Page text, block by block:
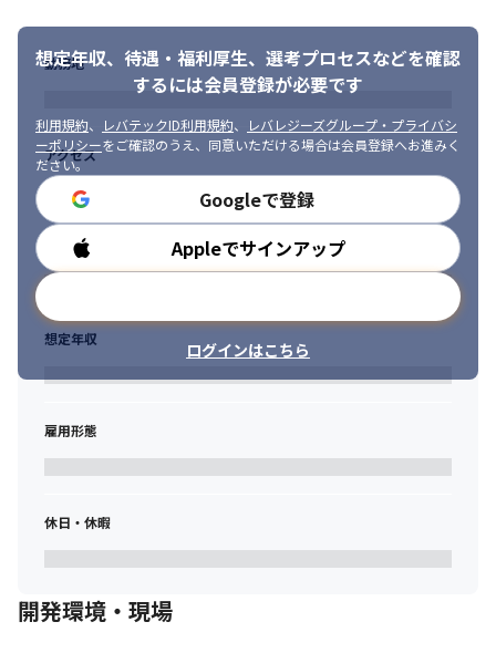
力があります。
想定年収、待遇・福利厚生、 選考プロセスなどを確認
するには会員登録が必要です
利用規約、 レバテックID利用規約、
レバレジーズグループ・プライバシ
ーポリシーをご確認のうえ、同意いただける場合は会員登録へお進みく
ださい。
Googleで登録
Appleでサインアップ
ログインはこちら
勤務地
アクセス
勤務時間
想定年収
雇用形態
休日・休暇
開発環境・現場